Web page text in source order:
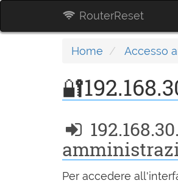
RouterReset
Home Accesso
Per accedere